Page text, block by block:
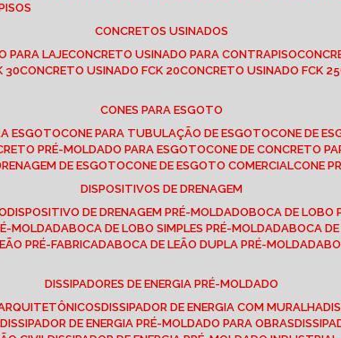
CONCRETOS USINADOS
PARA LAJE CONCRETO USINADO PARA CONTRAPISO
30 CONCRETO USINADO FCK 20 CONCRETO USINADO FCK 25
CONES PARA ESGOTO
ESGOTO CONE PARA TUBULAÇÃO DE ESGOTO CONE DE
PRÉ-MOLDADO PARA ESGOTO
CONE DE CONCRETO
DE ESGOTO CONE DE ESGOTO COMERCIAL CONE
DISPOSITIVOS DE DRENAGEM
DISPOSITIVO DE DRENAGEM PRÉ-MOLDADO BOCA DE
MOLDADA BOCA DE LOBO SIMPLES PRÉ-MOLDADA BOCA
PRÉ-FABRICADA BOCA DE LEÃO DUPLA PRÉ-MOLDADA
DISSIPADORES DE ENERGIA PRÉ-MOLDADO
ARQUITETÔNICOS DISSIPADOR DE ENERGIA COM MURALHA
DISSIPADOR DE ENERGIA PRÉ-MOLDADO PARA OBRAS